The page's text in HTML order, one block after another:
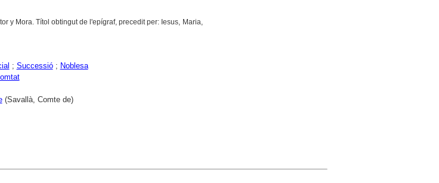
y Mora. Títol obtingut de l'epígraf, precedit per: Iesus, Maria,
; Successió; Noblesa
(Savallà, Comte de)